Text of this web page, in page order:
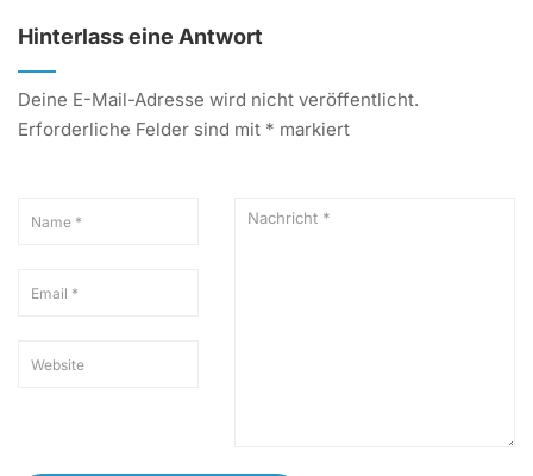
Hinterlass eine Antwort
Deine E-Mail-Adresse wird nicht veröffentlicht.
Erforderliche Felder sind mit * markiert